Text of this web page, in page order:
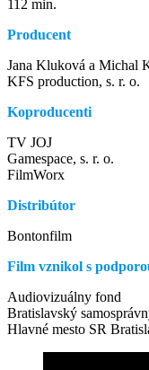
112 min.
Producent
Jana Kluková a Michal
KFS production, s. r. o.
Koproducenti
TV JOJ
Gamespace, s. r. o.
FilmWorx
Distribútor
Bontonfilm
Film vznikol s
Audiovizuálny fond
Bratislavský
Hlavné mesto SR